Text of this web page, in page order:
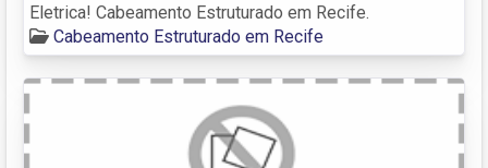
Eletrica! Cabeamento Estruturado em Recife.
Cabeamento Estruturado em Recife